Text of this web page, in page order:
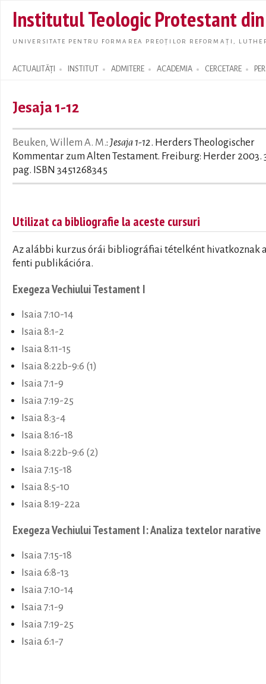
main
Institutul Teologic Protestant
UNIVERSITATE PENTRU FORMAREA PREOȚILOR REFORMAȚI,
ACTUALITĂȚI INSTITUT ADMITERE ACADEMIA CERCETARE
Search form
Jesaja 1-12
Beuken, Willem A. M.: Jesaja 1-12. Herders Theologischer
Kommentar zum Alten Testament. Freiburg: Herder 2003.
pag. ISBN 3451268345
Utilizat ca bibliografie la aceste cursuri
Az alábbi kurzus órái bibliográfiai tételként hivatkoznak
fenti publikációra.
Exegeza Vechiului Testament I
Isaia 7:10-14
Isaia 8:1-2
Isaia 8:11-15
Isaia 8:22b-9:6 (1)
Isaia 7:1-9
Isaia 7:19-25
Isaia 8:3-4
Isaia 8:16-18
Isaia 8:22b-9:6 (2)
Isaia 7:15-18
Isaia 8:5-10
Isaia 8:19-22a
Exegeza Vechiului Testament I: Analiza textelor narative
Isaia 7:15-18
Isaia 6:8-13
Isaia 7:10-14
Isaia 7:1-9
Isaia 7:19-25
Isaia 6:1-7